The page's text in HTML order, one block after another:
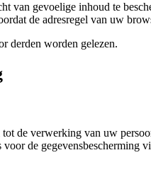
gevoelige inhoud te
de adresregel van uw
derden worden gelezen.
de verwerking van uw
de gegevensbescherming